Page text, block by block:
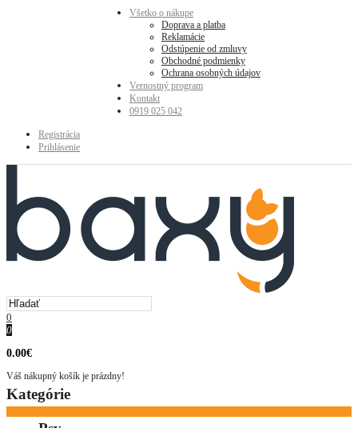
Všetko o nákupe
Doprava a platba
Reklamácie
Odstúpenie od zmluvy
Obchodné podmienky
Ochrana osobných údajov
Vernostný program
Kontakt
0919 025 042
Registrácia
Prihlásenie
0
0
0.00€
Váš nákupný košík je prázdny!
Kategórie